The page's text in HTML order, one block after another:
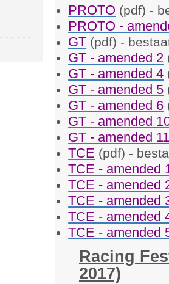
PROTO (pdf) -
PROTO -
GT (pdf) -
GT - amended 2
GT - amended 4
GT - amended 5
GT - amended 6
GT - amended
GT - amended
TCE (pdf) -
TCE - amended
TCE - amended
TCE - amended
TCE - amended
TCE - amended
Racing
2017)